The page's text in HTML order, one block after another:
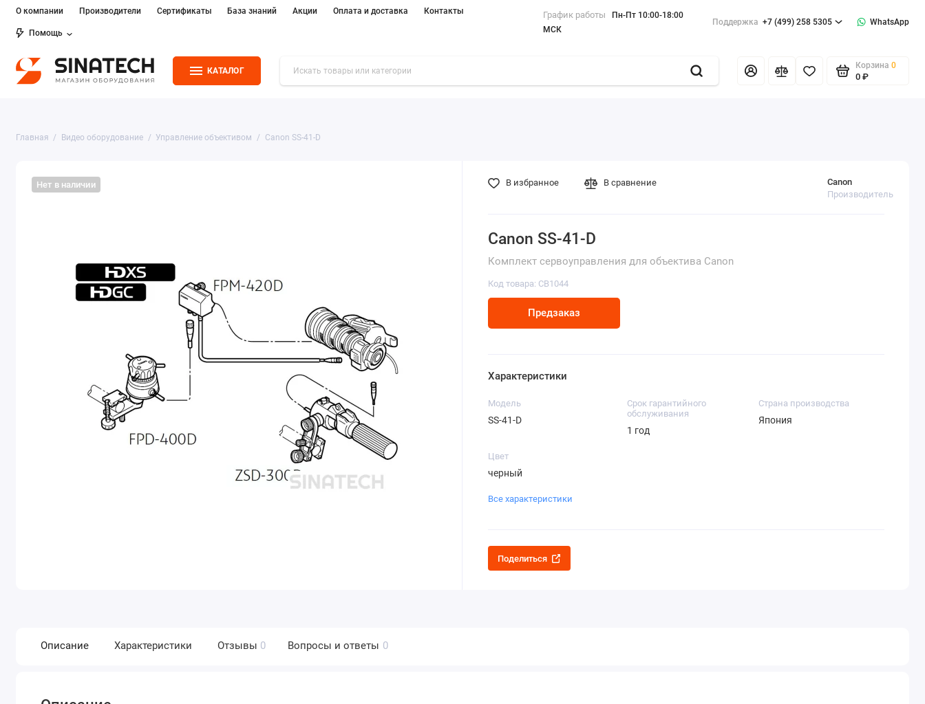
О компании Производители Сертификаты База знаний Акции Оплата и доставка Контакты
Помощь
График работы
Пн-Пт 10:00-18:00
МСК
Поддержка +7 (499) 258 5305 WhatsApp
КАТАЛОГ
Корзина 0
0 ₽
Главная Видео оборудование Управление объективом Canon SS-41-D
Нет в наличии
Canon SS-41-D
Комплект сервоуправления для объектива Canon
Код товара: CB1044
Canon
Производитель
Предзаказ
В избранное В сравнение
Характеристики
Модель
SS-41-D
Срок гарантийного
обслуживания
1 год
Страна производства
Япония
Цвет
черный
Все характеристики
Поделиться
Описание Характеристики Отзывы 0 Вопросы и ответы 0